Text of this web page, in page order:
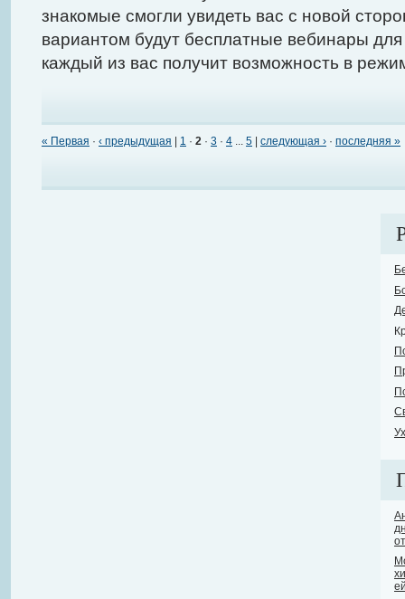
знакомые смогли увидеть вас с новой
вариантом будут бесплатные вебинары
каждый из вас получит возможность в
« Первая · ‹ предыдущая 1 · 2 · 3 · 4 ... 5 следующая › · последняя »